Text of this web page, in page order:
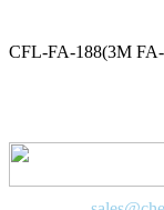
CFL-FA-188(3M